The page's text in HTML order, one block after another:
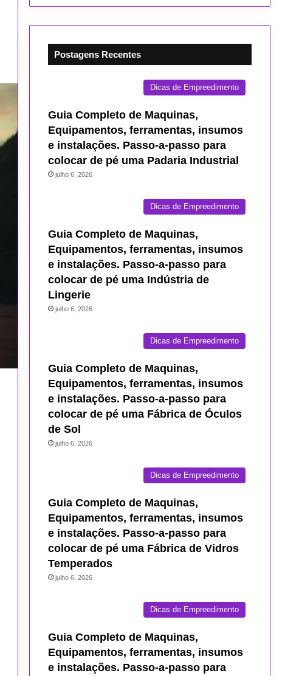
Postagens Recentes
Dicas de Empreedimento
Guia Completo de Maquinas,
Equipamentos, ferramentas, insumos
e instalações. Passo-a-passo para
colocar de pé uma Padaria Industrial
julho 6, 2026
Dicas de Empreedimento
Guia Completo de Maquinas,
Equipamentos, ferramentas, insumos
e instalações. Passo-a-passo para
colocar de pé uma Indústria de
Lingerie
julho 6, 2026
Dicas de Empreedimento
Guia Completo de Maquinas,
Equipamentos, ferramentas, insumos
e instalações. Passo-a-passo para
colocar de pé uma Fábrica de Óculos
de Sol
julho 6, 2026
Dicas de Empreedimento
Guia Completo de Maquinas,
Equipamentos, ferramentas, insumos
e instalações. Passo-a-passo para
colocar de pé uma Fábrica de Vidros
Temperados
julho 6, 2026
Dicas de Empreedimento
Guia Completo de Maquinas,
Equipamentos, ferramentas, insumos
e instalações. Passo-a-passo para